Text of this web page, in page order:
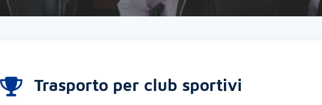
Trasporto per club sportivi